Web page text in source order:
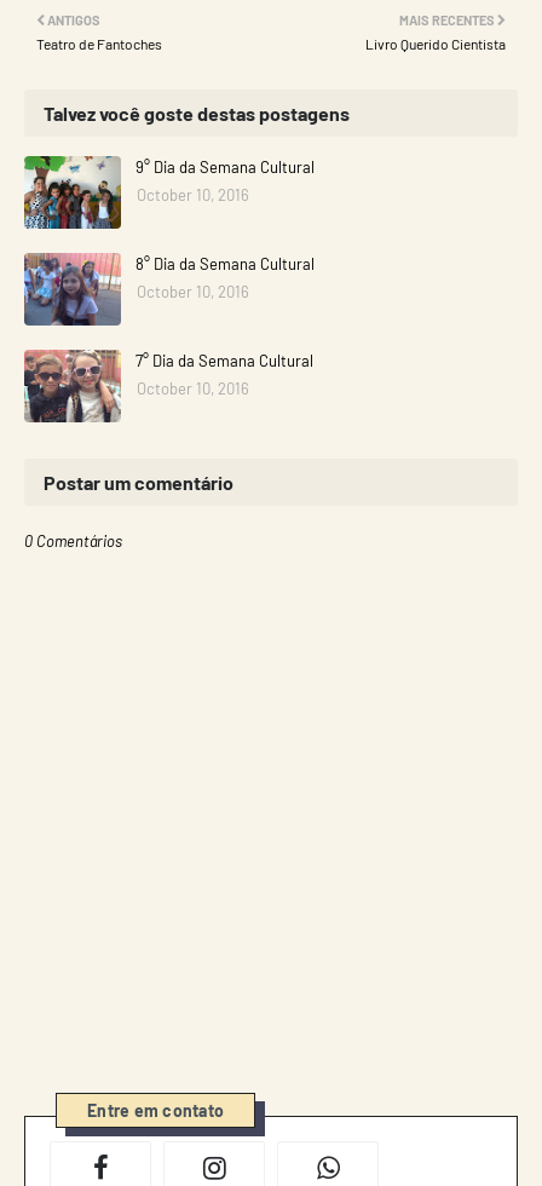
MAIS RECENTES
Livro Querido Cientista
ANTIGOS
Teatro de Fantoches
Talvez você goste destas postagens
9° Dia da Semana Cultural
October 10, 2016
8° Dia da Semana Cultural
October 10, 2016
7° Dia da Semana Cultural
October 10, 2016
Postar um comentário
0 Comentários
Entre em contato